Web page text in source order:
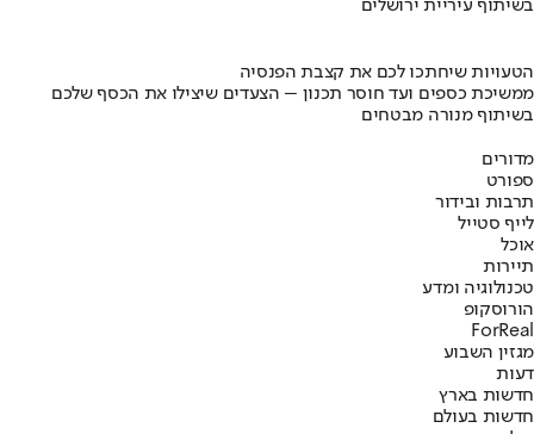
בשיתוף עיריית ירושלים
הטעויות שיחתכו לכם את קצבת הפנסיה
ממשיכת כספים ועד חוסר תכנון – הצעדים שיצילו את הכסף שלכם
בשיתוף מנורה מבטחים
מדורים
ספורט
תרבות ובידור
לייף סטייל
אוכל
תיירות
טכנולוגיה ומדע
הורוסקופ
ForReal
מגזין השבוע
דעות
חדשות בארץ
חדשות בעולם